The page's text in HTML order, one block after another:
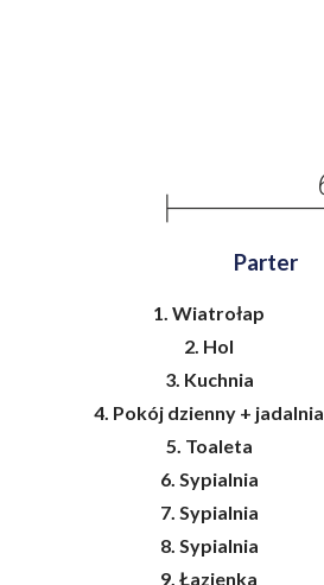
Parter
1. Wiatrołap
2. Hol
3. Kuchnia
4. Pokój dzienny + jadalnia
5. Toaleta
6. Sypialnia
7. Sypialnia
8. Sypialnia
9. Łazienka